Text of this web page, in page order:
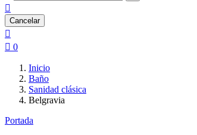

Cancelar

 0
Inicio
Baño
Sanidad clásica
Belgravia
Portada